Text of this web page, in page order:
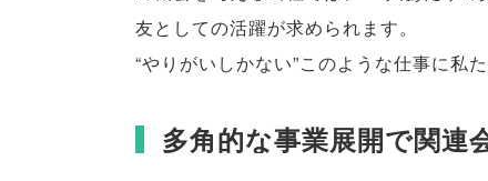
友としての活躍が求められます。
“やりがいしかない”このような仕事に私
多角的な事業展開で関連